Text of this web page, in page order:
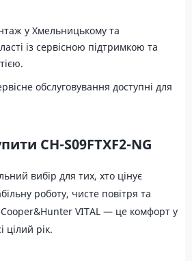
у Хмельницькому та
із сервісною підтримкою та
обслуговування доступні для
CH-S09FTXF2-NG
вибір для тих, хто цінує
роботу, чисте повітря та
Cooper&Hunter VITAL — це комфорт у
цілий рік.